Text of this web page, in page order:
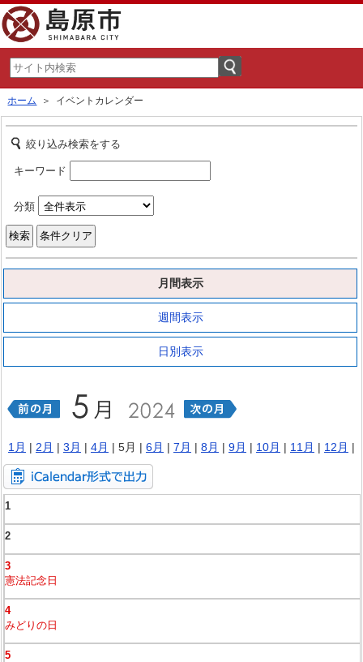
ホーム ＞ イベントカレンダー
絞り込み検索をする
キーワード
分類
月間表示
週間表示
日別表示
1月 | 2月 | 3月 | 4月 | 5月 | 6月 | 7月 | 8月 | 9月 | 10月 | 11月 | 12月 |
1
2
3
憲法記念日
4
みどりの日
5